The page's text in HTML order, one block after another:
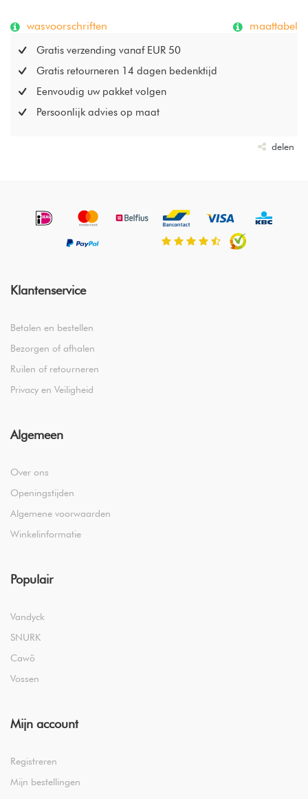
wasvoorschriften maattabel
Gratis verzending vanaf EUR 50
Gratis retourneren 14 dagen bedenktijd
Eenvoudig uw pakket volgen
Persoonlijk advies op maat
delen
Klantenservice
Betalen en bestellen
Bezorgen of afhalen
Ruilen of retourneren
Privacy en Veiligheid
Algemeen
Over ons
Openingstijden
Algemene voorwaarden
Winkelinformatie
Populair
Vandyck
SNURK
Cawö
Vossen
Mijn account
Registreren
Mijn bestellingen